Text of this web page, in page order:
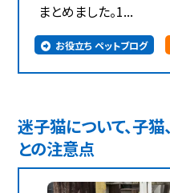
まとめました。1...
お役立ち ペットブログ
迷子猫について、子
との注意点